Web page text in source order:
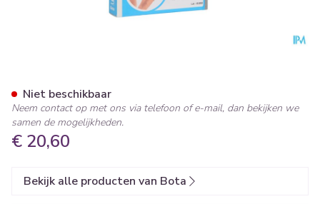
€ 20,60
Niet beschikbaar
Neem contact op met ons via telefoon of e-mail, dan bekijken we
samen de mogelijkheden.
Bekijk alle producten van Bota